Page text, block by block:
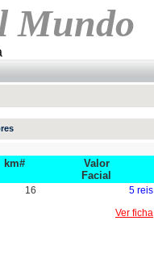
Mundo
km#
Valor
Facial
16
5 reis
Ver ficha